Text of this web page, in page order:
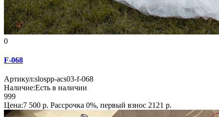
0
F-068
Артикул:slospp-acs03-f-068
Наличие:Есть в наличии
999
Цена:7 500 р. Рассрочка 0%, первый взнос 2121 р.